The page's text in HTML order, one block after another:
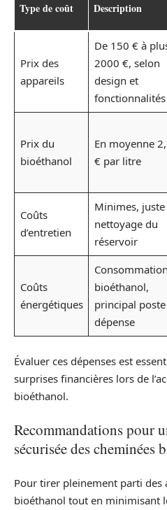
Type de coût Description
Prix des
appareils
De 150 € à
2000 €, selon
design et
fonctionnalités
Prix du
bioéthanol
En moyenne
€ par litre
Coûts
d’entretien
Minimes, juste
nettoyage du
réservoir
Coûts
énergétiques
bioéthanol,
principal
dépense
Évaluer ces dépenses est
surprises financières lors de
bioéthanol.
Recommandations pour
sécurisée des cheminées
Pour tirer pleinement parti des
bioéthanol tout en minimisant